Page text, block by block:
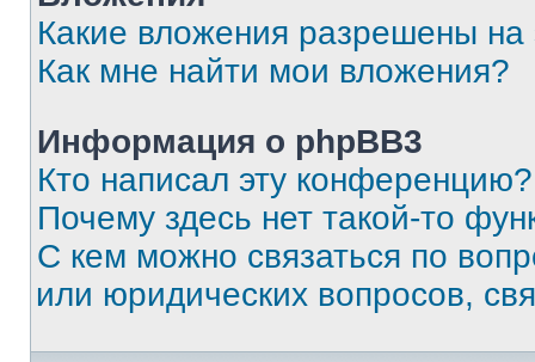
Какие вложения разрешены
Как мне найти мои вложения?
Информация о phpBB3
Кто написал эту конференцию?
Почему здесь нет такой-то
С кем можно связаться по
или юридических вопросов,